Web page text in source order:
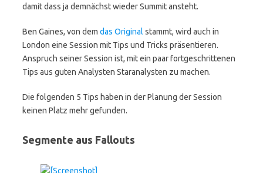
damit dass ja demnächst wieder Summit ansteht.
Ben Gaines, von dem das Original stammt, wird auch in
London eine Session mit Tips und Tricks präsentieren.
Anspruch seiner Session ist, mit ein paar fortgeschrittenen
Tips aus guten Analysten Staranalysten zu machen.
Die folgenden 5 Tips haben in der Planung der Session
keinen Platz mehr gefunden.
Segmente aus Fallouts